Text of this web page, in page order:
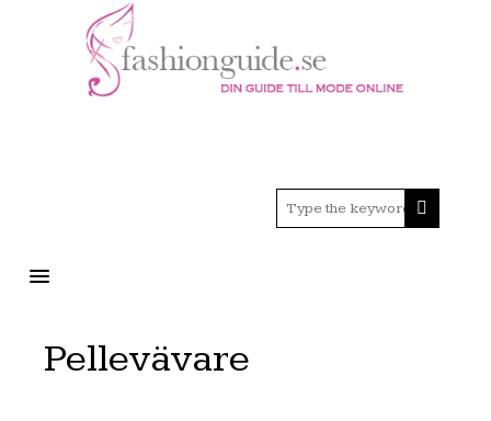
MENU
Pellevävare